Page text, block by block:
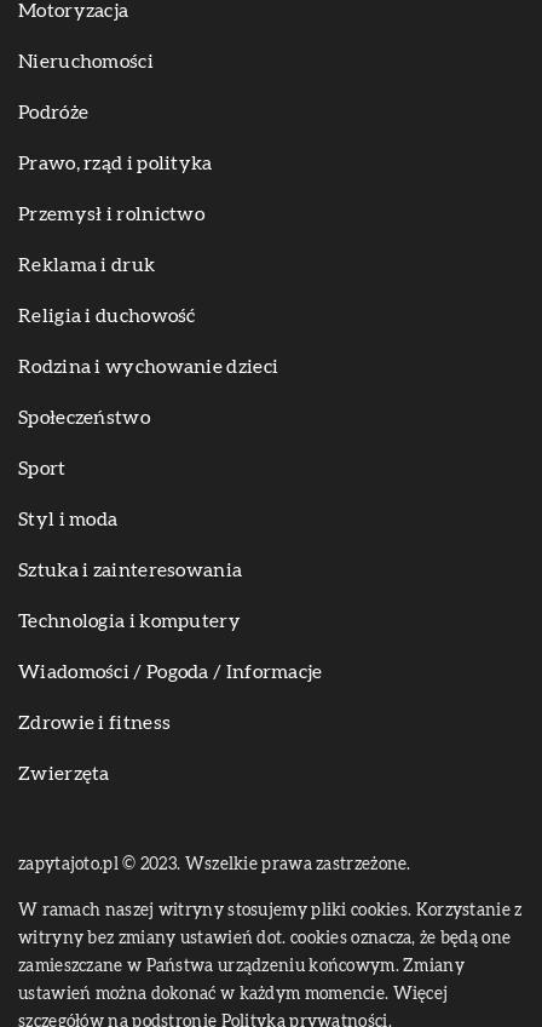
Motoryzacja
Nieruchomości
Podróże
Prawo, rząd i polityka
Przemysł i rolnictwo
Reklama i druk
Religia i duchowość
Rodzina i wychowanie dzieci
Społeczeństwo
Sport
Styl i moda
Sztuka i zainteresowania
Technologia i komputery
Wiadomości / Pogoda / Informacje
Zdrowie i fitness
Zwierzęta
zapytajoto.pl © 2023. Wszelkie prawa zastrzeżone.
W ramach naszej witryny stosujemy pliki cookies. Korzystanie z
witryny bez zmiany ustawień dot. cookies oznacza, że będą one
zamieszczane w Państwa urządzeniu końcowym. Zmiany
ustawień można dokonać w każdym momencie. Więcej
szczegółów na podstronie Polityka prywatności.